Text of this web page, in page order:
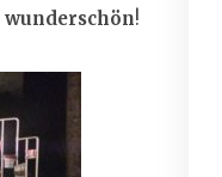
wunderschön!